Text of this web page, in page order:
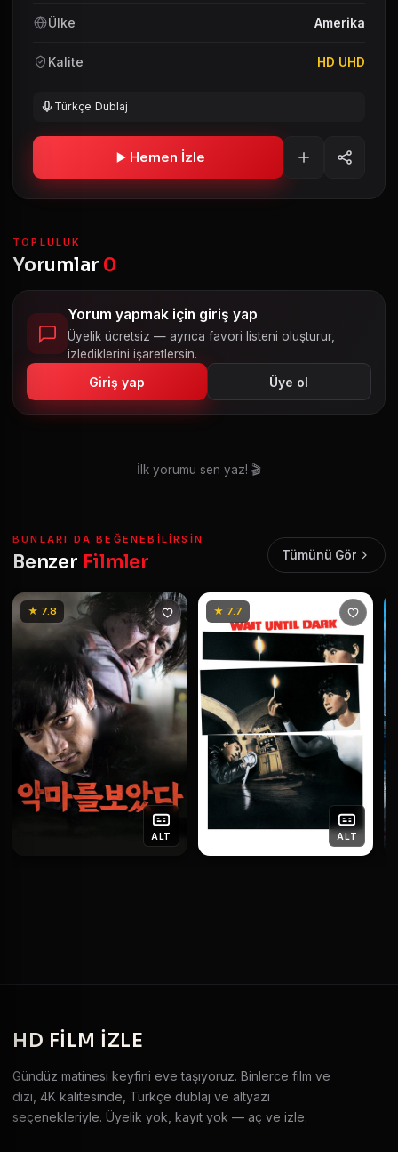
Ülke Amerika
Kalite HD UHD
Türkçe Dublaj
Hemen İzle
TOPLULUK
Yorumlar 0
Yorum yapmak için giriş yap
Üyelik ücretsiz — ayrıca favori listeni oluşturur,
izlediklerini işaretlersin.
Giriş yap Üye ol
İlk yorumu sen yaz! 🎬
BUNLARI DA BEĞENEBILIRSIN
Benzer Filmler Tümünü Gör
★ 7.8
ALT
★ 7.7
ALT
HD FILM IZLE
Gündüz matinesi keyfini eve taşıyoruz. Binlerce film ve
dizi, 4K kalitesinde, Türkçe dublaj ve altyazı
seçenekleriyle. Üyelik yok, kayıt yok — aç ve izle.